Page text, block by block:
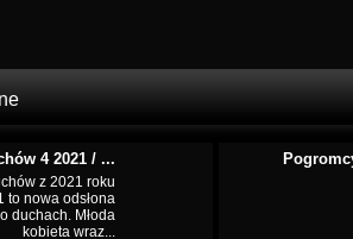
4 2021 / ...
z 2021 roku
to nowa odsłona
duchach. Młoda
kobieta wraz...